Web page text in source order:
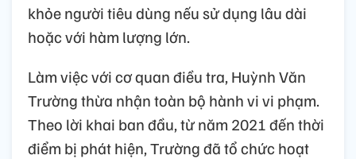
khỏe người tiêu dùng nếu sử dụng lâu dài
hoặc với hàm lượng lớn.
Làm việc với cơ quan điều tra, Huỳnh Văn
Trường thừa nhận toàn bộ hành vi vi phạm.
Theo lời khai ban đầu, từ năm 2021 đến thời
điểm bị phát hiện, Trường đã tổ chức hoạt